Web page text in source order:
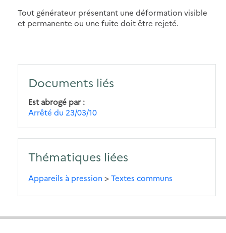
Tout générateur présentant une déformation visible
et permanente ou une fuite doit être rejeté.
Documents liés
Est abrogé par
Arrêté du 23/03/10
Thématiques liées
Appareils à pression >Textes communs